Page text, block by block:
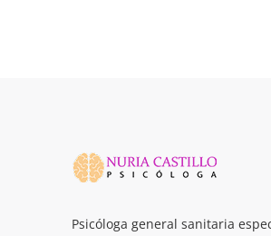
Psicóloga general sanitaria